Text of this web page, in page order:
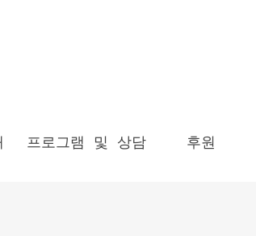
프로그램 및 상담 후원